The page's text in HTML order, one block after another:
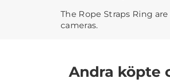
The Rope Straps Ring
cameras.
Andra köpte